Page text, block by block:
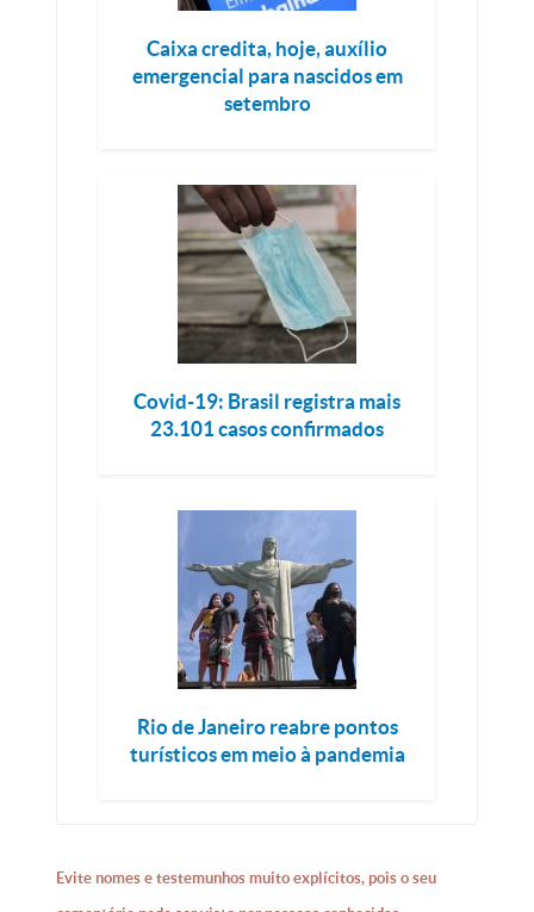
Caixa credita, hoje, auxílio
emergencial para nascidos em
setembro
Covid-19: Brasil registra mais
23.101 casos confirmados
Rio de Janeiro reabre pontos
turísticos em meio à pandemia
Evite nomes e testemunhos muito explícitos, pois o seu